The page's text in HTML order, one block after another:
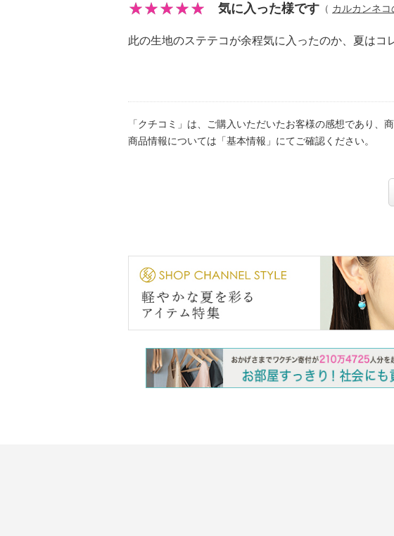
気に入った様です （ カルカンネコ
此の生地のステテコが余程気に入ったのか、夏はコ
「クチコミ」は、ご購入いただいたお客様の感想であり、
商品情報については「基本情報」にてご確認ください。